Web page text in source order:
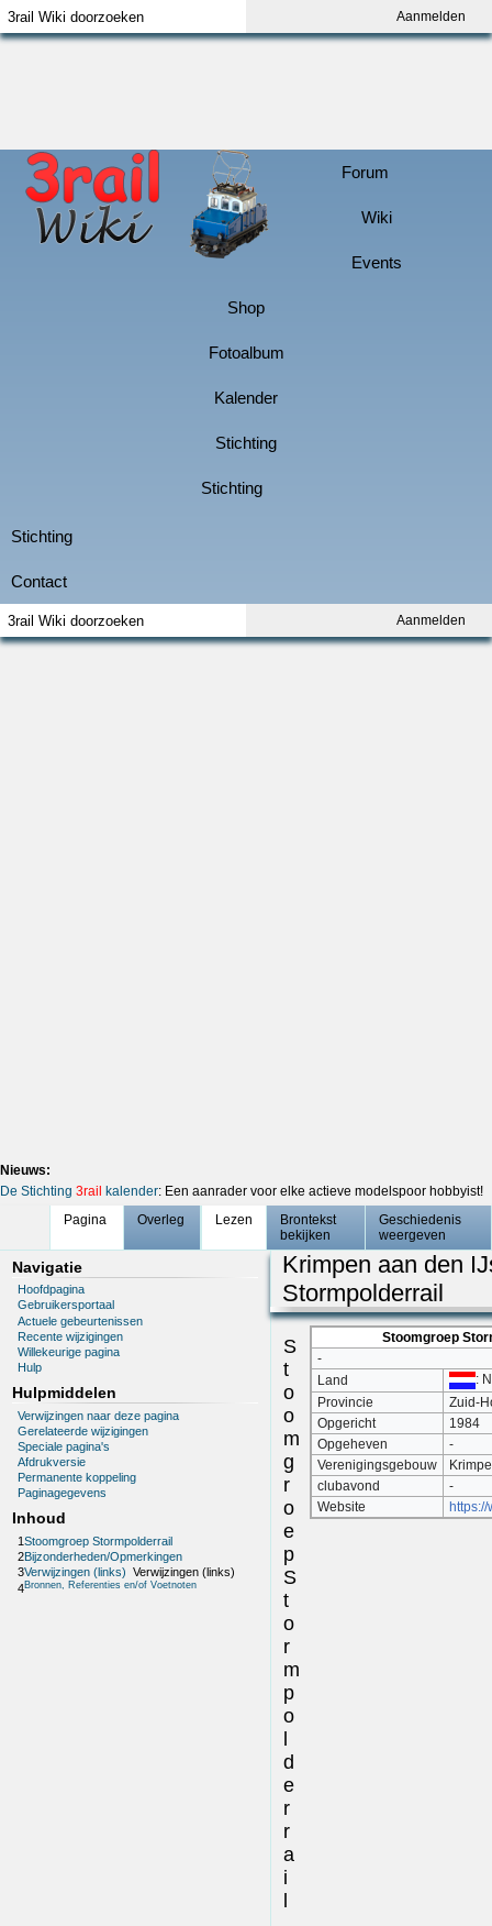
Aanmelden
Aanmelden
Nieuws:
De Stichting 3rail kalender: Een aanrader voor elke actieve modelspoor hobbyist!
Pagina
Overleg Lezen
Brontekst
bekijken
Geschiedenis
weergeven
Navigatie
Hoofdpagina
Gebruikersportaal
Actuele gebeurtenissen
Recente wijzigingen
Willekeurige pagina
Hulp
Hulpmiddelen
Verwijzingen naar deze pagina
Gerelateerde wijzigingen
Speciale pagina's
Afdrukversie
Permanente koppeling
Paginagegevens
Inhoud
1Stoomgroep Stormpolderrail
2Bijzonderheden/Opmerkingen
3Verwijzingen (links) Verwijzingen (links)
4Bronnen, Referenties en/of Voetnoten
Krimpen aan den
Stormpolderrail
Stoomgroep
-
Land
:
Provincie
Zuid-
Opgericht
1984
Opgeheven
-
Verenigingsgebouw
clubavond
-
Website
S
t
o
o
m
g
r
o
e
p
S
t
o
r
m
p
o
d
e
r
r
a
i